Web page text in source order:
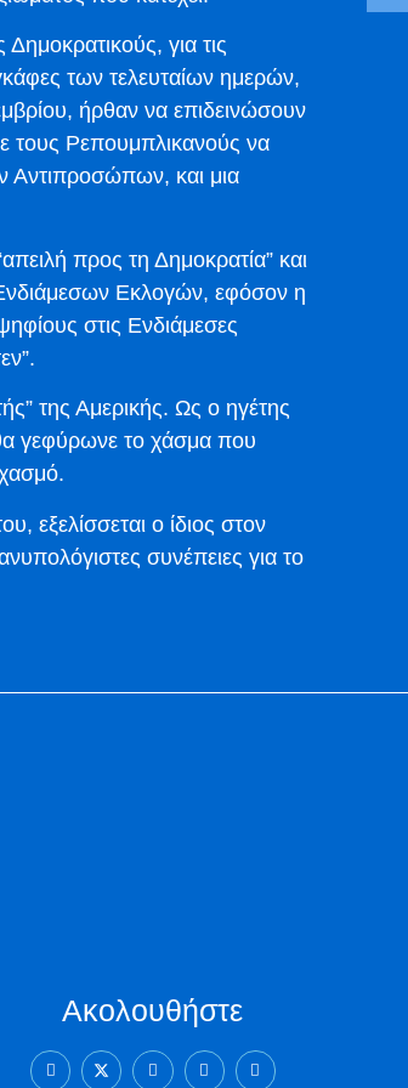
για τις
των τελευταίων ημερών,
ήρθαν να επιδεινώσουν
τους Ρεπουμπλικανούς να
Αντιπροσώπων, και μια
προς τη Δημοκρατία” και
Εκλογών, εφόσον η
στις Ενδιάμεσες
της Αμερικής. Ως ο ηγέτης
γεφύρωνε το χάσμα που
εξελίσσεται ο ίδιος στον
συνέπειες για το
Ακολουθήστε